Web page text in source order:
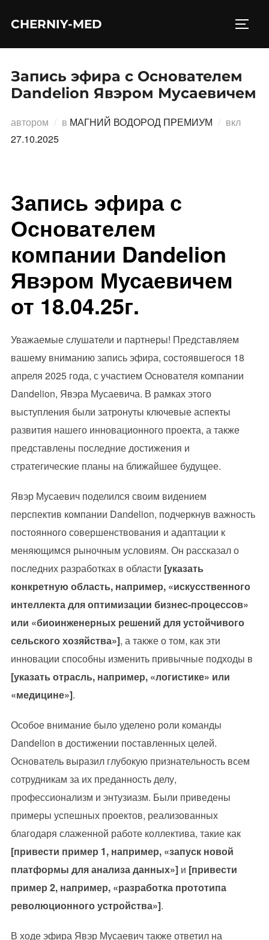
CHERNIY-MED
Запись эфира с Основателем
Dandelion Явэром Мусаевичем
автором в МАГНИЙ ВОДОРОД ПРЕМИУМ вкл
27.10.2025
Запись эфира с
Основателем
компании Dandelion
Явэром Мусаевичем
от 18.04.25г.
Уважаемые слушатели и партнеры! Представляем
вашему вниманию запись эфира, состоявшегося 18
апреля 2025 года, с участием Основателя компании
Dandelion, Явэра Мусаевича. В рамках этого
выступления были затронуты ключевые аспекты
развития нашего инновационного проекта, а также
представлены последние достижения и
стратегические планы на ближайшее будущее.
Явэр Мусаевич поделился своим видением
перспектив компании Dandelion, подчеркнув важность
постоянного совершенствования и адаптации к
меняющимся рыночным условиям. Он рассказал о
последних разработках в области [указать
конкретную область, например, «искусственного
интеллекта для оптимизации бизнес-процессов»
или «биоинженерных решений для устойчивого
сельского хозяйства»], а также о том, как эти
инновации способны изменить привычные подходы в
[указать отрасль, например, «логистике» или
«медицине»].
Особое внимание было уделено роли команды
Dandelion в достижении поставленных целей.
Основатель выразил глубокую признательность всем
сотрудникам за их преданность делу,
профессионализм и энтузиазм. Были приведены
примеры успешных проектов, реализованных
благодаря слаженной работе коллектива, такие как
[привести пример 1, например, «запуск новой
платформы для анализа данных»]и [привести
пример 2, например, «разработка прототипа
революционного устройства»].
В ходе эфира Явэр Мусаевич также ответил на